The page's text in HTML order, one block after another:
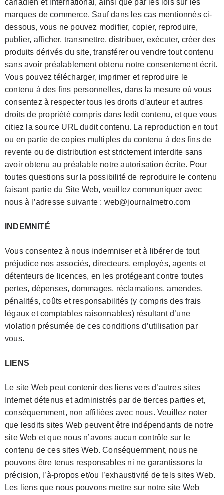
canadien et international, ainsi que par les lois sur les
marques de commerce. Sauf dans les cas mentionnés ci-
dessous, vous ne pouvez modifier, copier, reproduire,
publier, afficher, transmettre, distribuer, exécuter, créer des
produits dérivés du site, transférer ou vendre tout contenu
sans avoir préalablement obtenu notre consentement écrit.
Vous pouvez télécharger, imprimer et reproduire le
contenu à des fins personnelles, dans la mesure où vous
consentez à respecter tous les droits d’auteur et autres
droits de propriété compris dans ledit contenu, et que vous
citiez la source URL dudit contenu. La reproduction en tout
ou en partie de copies multiples du contenu à des fins de
revente ou de distribution est strictement interdite sans
avoir obtenu au préalable notre autorisation écrite. Pour
toutes questions sur la possibilité de reproduire le contenu
faisant partie du Site Web, veuillez communiquer avec
nous à l’adresse suivante : web@journalmetro.com
INDEMNITÉ
Vous consentez à nous indemniser et à libérer de tout
préjudice nos associés, directeurs, employés, agents et
détenteurs de licences, en les protégeant contre toutes
pertes, dépenses, dommages, réclamations, amendes,
pénalités, coûts et responsabilités (y compris des frais
légaux et comptables raisonnables) résultant d’une
violation présumée de ces conditions d’utilisation par
vous.
LIENS
Le site Web peut contenir des liens vers d’autres sites
Internet détenus et administrés par de tierces parties et,
conséquemment, non affiliées avec nous. Veuillez noter
que lesdits sites Web peuvent être indépendants de notre
site Web et que nous n’avons aucun contrôle sur le
contenu de ces sites Web. Conséquemment, nous ne
pouvons être tenus responsables ni ne garantissons la
précision, l’à-propos et/ou l’exhaustivité de tels sites Web.
Les liens que nous pouvons mettre sur notre site Web